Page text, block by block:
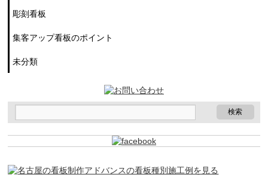
彫刻看板
集客アップ看板のポイント
未分類